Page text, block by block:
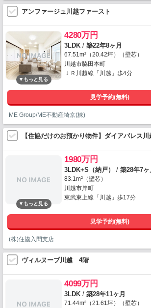
アンファージュ川越ファースト
4280万円
3LDK / 築22年8ヶ月
67.51m²（20.42坪）（壁芯）
川越市脇田本町
ＪＲ川越線「川越」歩4分
見学予約(無料)
ME Group/ME不動産埼京(株)
【住協だけのお預かり物件】ダイアパレス川
1980万円
3LDK+S（納戸） / 築28年7ヶ
83.1m²（壁芯）
川越市岸町
東武東上線「川越」歩17分
見学予約(無料)
(株)住協入間支店
ヴィルヌーブ川越 4階
4099万円
3LDK / 築28年11ヶ月
71.44m²（21.61坪）（壁芯）